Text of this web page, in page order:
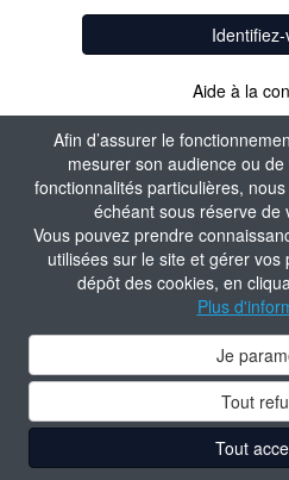
Afin d’assurer le
mesurer son audience ou
fonctionnalités particulières,
échéant sous réserve de
Vous pouvez prendre
utilisées sur le site et gérer
dépôt des cookies, en
Plus
Je
Tout
Tout
Aide à la